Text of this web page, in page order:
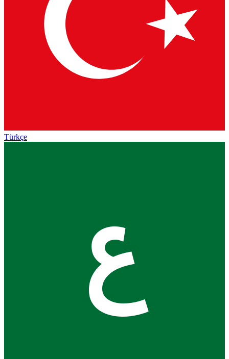
Türkçe
ع